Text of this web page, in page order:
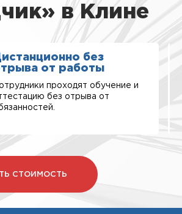
в Клине
без
от работы
проходят обучение и
без отрыва от
СТОИМОСТЬ